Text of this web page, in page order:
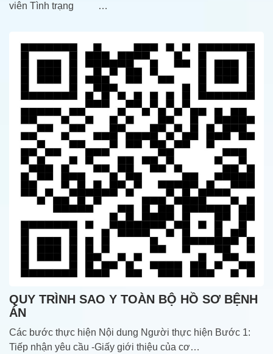
viên Tình trạng …
QUY TRÌNH SAO Y TOÀN BỘ HỒ SƠ BỆNH
ÁN
Các bước thực hiện Nội dung Người thực hiện Bước 1:
Tiếp nhận yêu cầu -Giấy giới thiệu của cơ…